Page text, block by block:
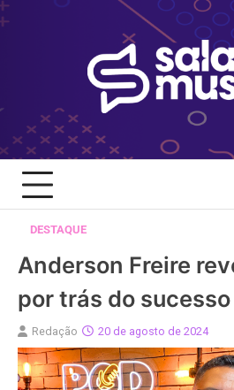
Skip
to
DESTAQUE
Anderson Freire
por trás do sucesso
Redação 20 de agosto de 2024